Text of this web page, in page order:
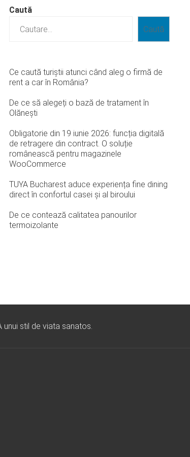
Caută
Caută
Ce caută turiștii atunci când aleg o firmă de
rent a car în România?
De ce să alegeți o bază de tratament în
Olănești
Obligatorie din 19 iunie 2026: funcția digitală
de retragere din contract. O soluție
românească pentru magazinele
WooCommerce
TUYA Bucharest aduce experiența fine dining
direct în confortul casei și al biroului
De ce contează calitatea panourilor
termoizolante
stil de viata sanatos.